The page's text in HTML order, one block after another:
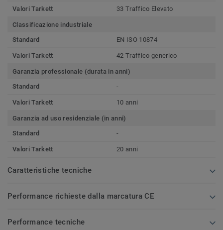
Valori Tarkett 33 Traffico Elevato
Classificazione industriale
Standard
EN ISO 10874
Valori Tarkett 42 Traffico generico
Garanzia professionale (durata in anni)
Standard
-
Valori Tarkett 10 anni
Garanzia ad uso residenziale (in anni)
Standard
-
Valori Tarkett 20 anni
Caratteristiche tecniche
Performance richieste dalla marcatura CE
Performance tecniche